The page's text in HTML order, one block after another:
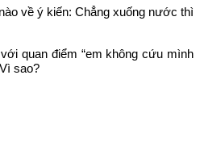
về ý kiến: Chẳng xuống nước thì
quan điểm “em không cứu mình
sao?